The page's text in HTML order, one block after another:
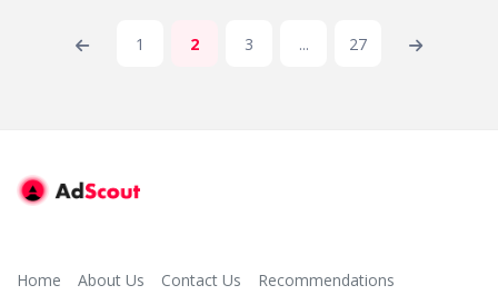
1 2 3 ... 27
Home About Us Contact Us Recommendations